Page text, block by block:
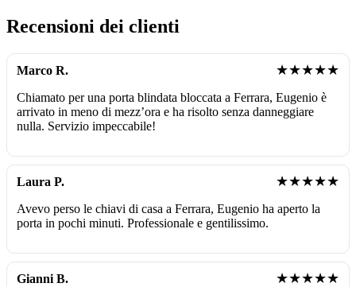
Recensioni dei clienti
Marco R. ★★★★★
Chiamato per una porta blindata bloccata a Ferrara, Eugenio è
arrivato in meno di mezz’ora e ha risolto senza danneggiare
nulla. Servizio impeccabile!
Laura P. ★★★★★
Avevo perso le chiavi di casa a Ferrara, Eugenio ha aperto la
porta in pochi minuti. Professionale e gentilissimo.
Gianni B. ★★★★★